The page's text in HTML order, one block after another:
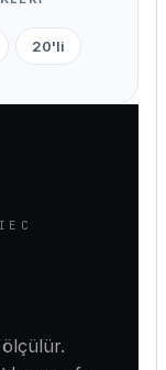
20'li